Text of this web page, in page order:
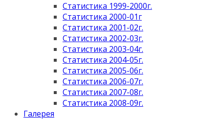
Статистика 1999-2000г.
Статистика 2000-01г
Статистика 2001-02г.
Статистика 2002-03г.
Статистика 2003-04г.
Статистика 2004-05г.
Статистика 2005-06г.
Статистика 2006-07г.
Статистика 2007-08г.
Статистика 2008-09г.
Галерея